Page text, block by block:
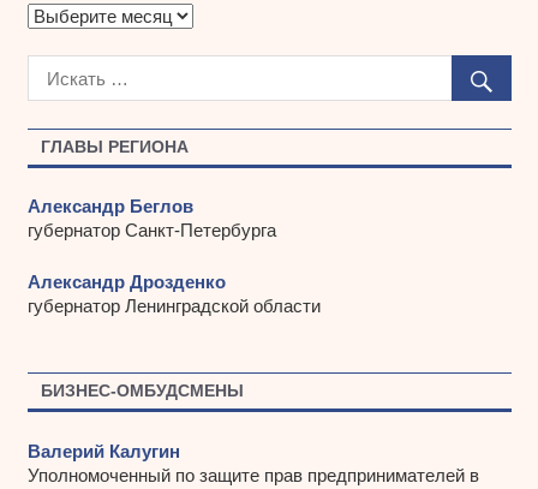
ГЛАВЫ РЕГИОНА
Александр Беглов
губернатор Санкт-Петербурга
Александр Дрозденко
губернатор Ленинградской области
БИЗНЕС-ОМБУДСМЕНЫ
Валерий Калугин
Уполномоченный по защите прав предпринимателей в
А
х
ы